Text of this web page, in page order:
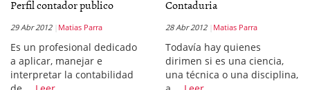
Perfil contador publico
29 Abr 2012 Matias Parra
Es un profesional dedicado
a aplicar, manejar e
interpretar la contabilidad
Contaduria
28 Abr 2012 Matias Parra
Todavía hay quienes
dirimen si es una ciencia,
una técnica o una disciplina,